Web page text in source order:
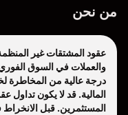
من نحن
عقود المشتقات غير
والعملات في السوق
درجة عالية من المخاطرة
المالية. قد لا يكون تداول
المستثمرين. قبل